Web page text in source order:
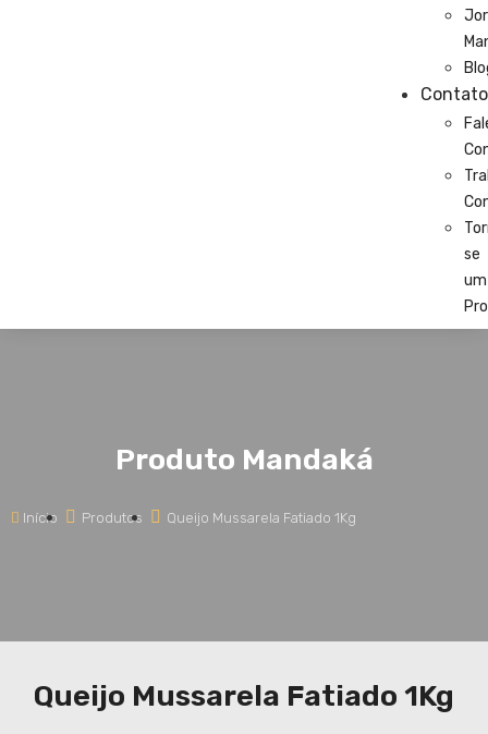
Contato
se
um
Produto Mandaká
Início Produtos Queijo Mussarela Fatiado 1Kg
Queijo Mussarela Fatiado 1Kg